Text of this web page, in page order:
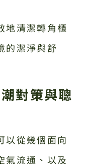
地清潔轉角櫃
的潔淨與舒
對策與聰
以從幾個面向
氣流通、以及